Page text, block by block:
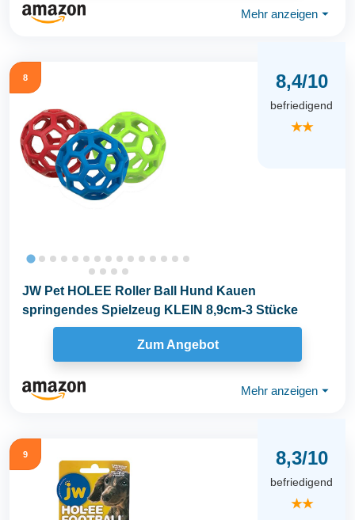
Mehr anzeigen ⏷
8 8,4/10
befriedigend
★★
JW Pet HOLEE Roller Ball Hund Kauen
springendes Spielzeug KLEIN 8,9cm-3 Stücke
Zum Angebot
Mehr anzeigen ⏷
9 8,3/10
befriedigend
★★